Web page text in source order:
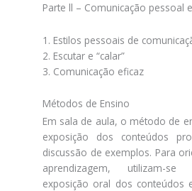
Parte ll – Comunicação pessoal
1. Estilos pessoais de
2. Escutar e “calar”
3. Comunicação eficaz
Métodos de Ensino
Em sala de aula, o método de
exposição dos conteúdos
discussão de exemplos. Para
aprendizagem, utilizam-
exposição oral dos conteúdos